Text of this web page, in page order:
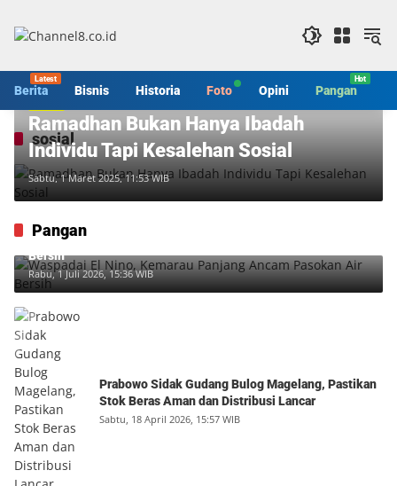
konten
Berita Bisnis Historia Foto Opini Pangan
sosial
Ramadhan Bukan Hanya Ibadah
Individu Tapi Kesalehan Sosial
Sabtu, 1 Maret 2025, 11:53 WIB
Pangan
Waspadai El Nino, Kemarau Panjang Ancam Pasokan Air
Bersih
Rabu, 1 Juli 2026, 15:36 WIB
Prabowo Sidak Gudang Bulog Magelang, Pastikan
Stok Beras Aman dan Distribusi Lancar
Sabtu, 18 April 2026, 15:57 WIB